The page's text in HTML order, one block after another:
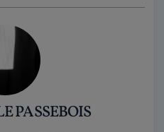
PASSEBOIS